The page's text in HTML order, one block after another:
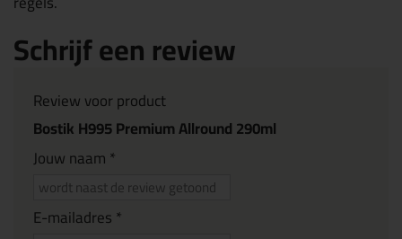
Schrijf een review
Review voor product
Bostik H995 Premium Allround 290ml
Jouw naam *
E-mailadres *